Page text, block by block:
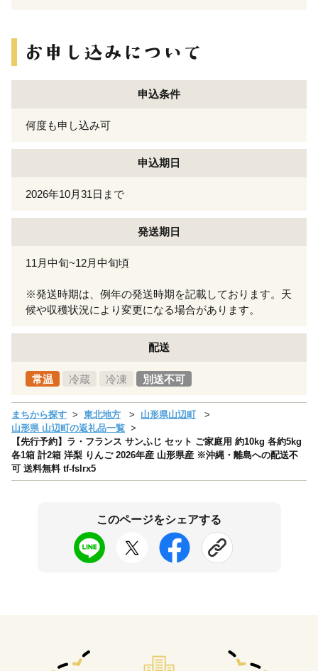
申込条件
何度も申し込み可
申込期日
2026年10月31日まで
発送期日
11月中旬~12月中旬頃
※発送時期は、例年の発送時期を記載しております。天
候や収穫状況により変更になる場合があります。
配送
常温 冷蔵 冷凍 別送不可
まちから探す 東北地方
山形県山辺町
山形県 山辺町の返礼品一覧
【先行予約】ラ・フランス サンふじ セット ご家庭用 約10kg 各約5kg
各1箱 計2箱 洋梨 りんご 2026年産 山形県産 ※沖縄・離島への配送不
可 送料無料 tf-fslrx5
このページをシェアする